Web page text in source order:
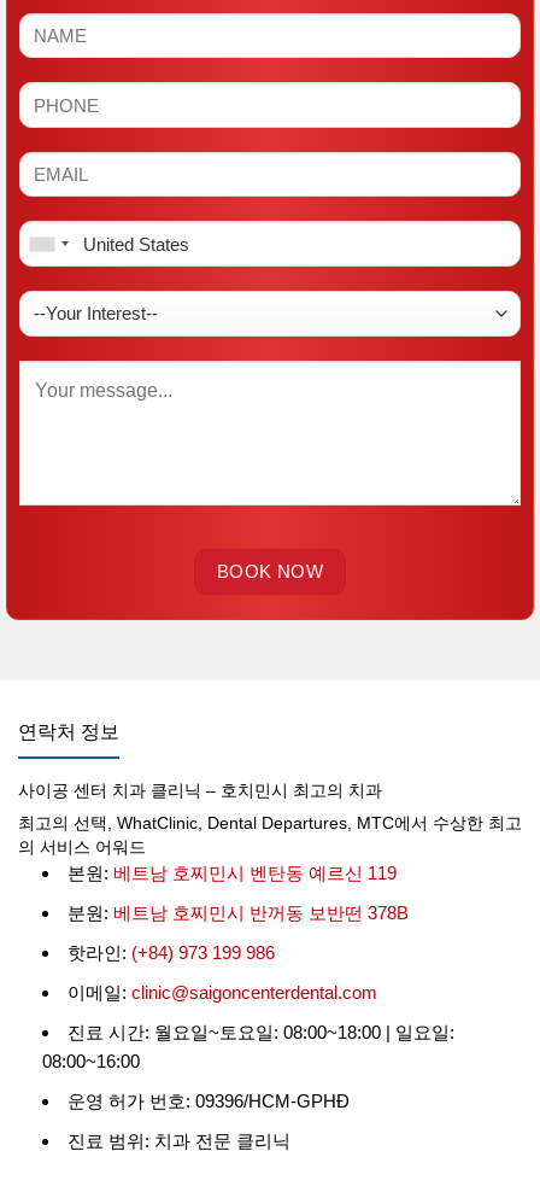
연락처 정보
사이공 센터 치과 클리닉 – 호치민시 최고의 치과
최고의 선택, WhatClinic, Dental Departures, MTC에서 수상한 최고
의 서비스 어워드
본원: 베트남 호찌민시 벤탄동 예르신 119
분원: 베트남 호찌민시 반꺼동 보반떤 378B
핫라인: (+84) 973 199 986
이메일: clinic@saigoncenterdental.com
진료 시간: 월요일~토요일: 08:00~18:00 | 일요일:
08:00~16:00
운영 허가 번호: 09396/HCM-GPHĐ
진료 범위: 치과 전문 클리닉